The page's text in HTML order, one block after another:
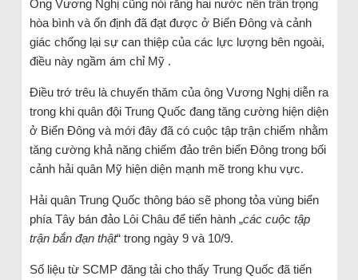
Ông Vương Nghị cũng nói rằng hai nước nên trân trọng
hòa bình và ổn định đã đạt được ở Biển Đông và cảnh
giác chống lại sự can thiệp của các lực lượng bên ngoài,
điều này ngầm ám chỉ Mỹ .
Điều trớ trêu là chuyến thăm của ông Vương Nghị diễn ra
trong khi quân đội Trung Quốc đang tăng cường hiện diện
ở Biển Đông và mới đây đã có cuộc tập trận chiếm nhằm
tăng cường khả năng chiếm đảo trên biển Đông trong bối
cảnh hải quân Mỹ hiện diện mạnh mẽ trong khu vực.
Hải quân Trung Quốc thông báo sẽ phong tỏa vùng biển
phía Tây bán đảo Lôi Châu để tiến hành „các cuộc tập
trận bắn đạn thật“ trong ngày 9 và 10/9.
Số liệu từ SCMP đăng tải cho thấy Trung Quốc đã tiến